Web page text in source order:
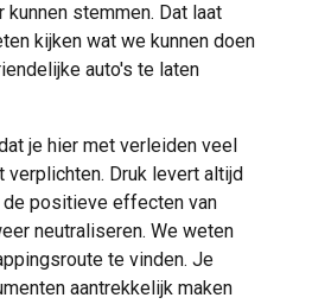
stemmen. Dat laat
kijken wat we kunnen doen
auto's te laten
je hier met verleiden veel
verplichten. Druk levert altijd
positieve effecten van
neutraliseren. We weten
te vinden. Je
aantrekkelijk maken